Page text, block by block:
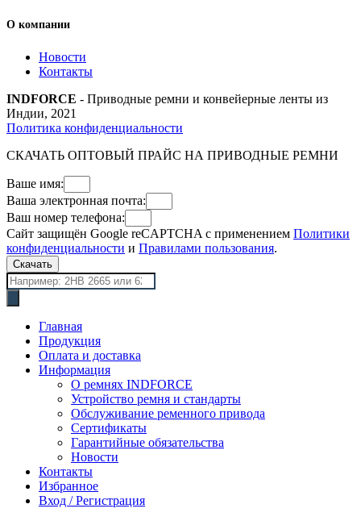
О компании
Новости
Контакты
INDFORCE - Приводные ремни и конвейерные ленты из
Индии, 2021
Политика конфиденциальности
СКАЧАТЬ ОПТОВЫЙ ПРАЙС НА ПРИВОДНЫЕ РЕМНИ
Ваше имя:
Ваша электронная почта:
Ваш номер телефона:
Сайт защищён Google reCAPTCHA с применением Политики
конфиденциальности и Правилами пользования.
Скачать
Поиск
товаров
Главная
Продукция
Оплата и доставка
Информация
О ремнях INDFORCE
Устройство ремня и стандарты
Обслуживание ременного привода
Сертификаты
Гарантийные обязательства
Новости
Контакты
Избранное
Вход / Регистрация